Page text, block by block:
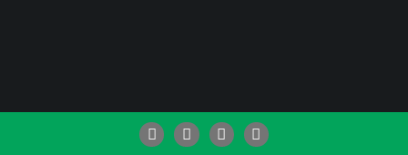
FacebookInstagram
LinkedinYoutube